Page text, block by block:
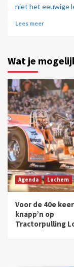
niet het eeuwige
Lees meer
Wat je
Agenda Lochem
Voor de 40e keer
knapp’n op
Tractorpulling